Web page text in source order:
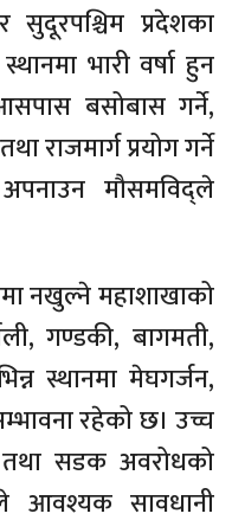
सुदूरपश्चिम प्रदेशका
भारी वर्षा हुन
बसोबास गर्ने,
राजमार्ग प्रयोग गर्ने
मौसमविद्ले
नखुल्ने महाशाखाको
गण्डकी, बागमती,
स्थानमा मेघगर्जन,
रहेको छ। उच्च
तथा सडक अवरोधको
सावधानी